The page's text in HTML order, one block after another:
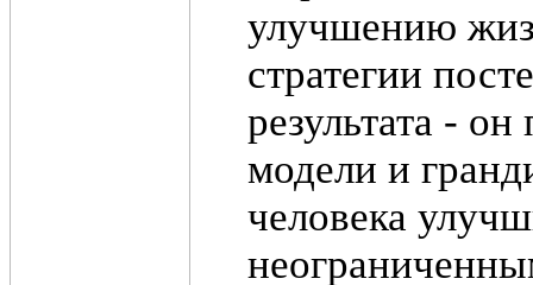
улучшению
стратегии
результата -
модели и
человека